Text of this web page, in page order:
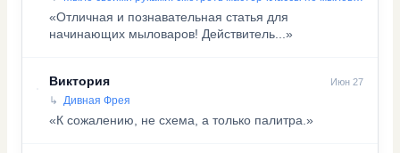
«Отличная и познавательная статья для
начинающих мыловаров! Действитель...»
Виктория Июн 27
Дивная Фрея
«К сожалению, не схема, а только палитра.»